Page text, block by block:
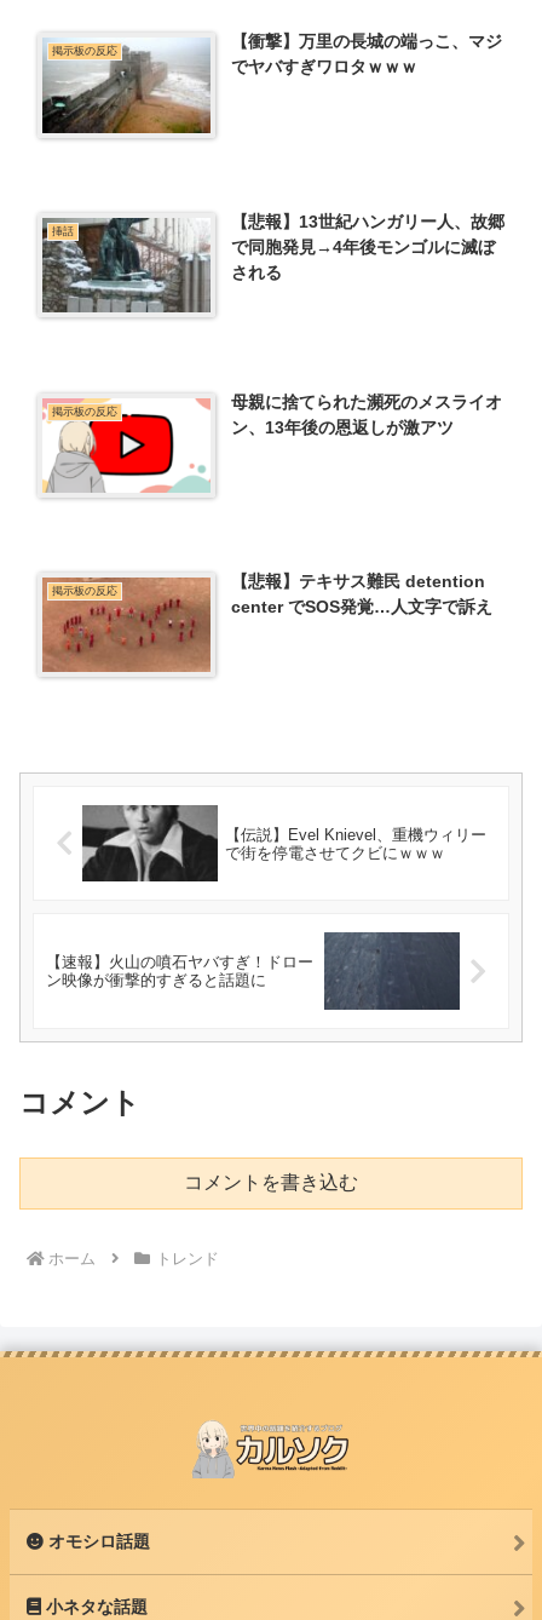
掲示板の反応
【衝撃】万里の長城の端っこ、マジ
でヤバすぎワロタｗｗｗ
挿話
【悲報】13世紀ハンガリー人、故郷
で同胞発見→4年後モンゴルに滅ぼ
される
掲示板の反応
母親に捨てられた瀕死のメスライオ
ン、13年後の恩返しが激アツ
掲示板の反応
【悲報】テキサス難民 detention
center でSOS発覚…人文字で訴え
【伝説】Evel Knievel、重機ウィリー
で街を停電させてクビにｗｗｗ
【速報】火山の噴石ヤバすぎ！ドロー
ン映像が衝撃的すぎると話題に
コメント
コメントを書き込む
ホーム トレンド
オモシロ話題
小ネタな話題